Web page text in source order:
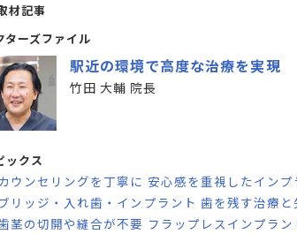
材記事
ターズファイル
駅近の環境で高度な治療を実現
竹田 大輔 院長
ックス
カウンセリングを丁寧に 安心感を重視したインプ
リッジ・入れ歯・インプラント 歯を残す治療
茎の切開や縫合が不要 フラップレスインプラン